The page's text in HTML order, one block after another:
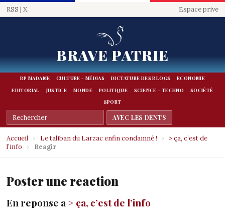
RSS | X Espace prive
BRAVE PATRIE
BP MADAME CULTURE - MÉDIAS DICTATURE DES BLOGS
ECONOMIE
EDITORIAL
JUSTICE MONDE POLITIQUE SCIENCE - TECHNO
SOCIÉTÉ
SPORT
Accueil › Le taliban du Larzac enfin condamné ! ›
> ça, c’est de
l’info
› Reagir
Poster une reaction
En reponse a > ça, c’est de l’info